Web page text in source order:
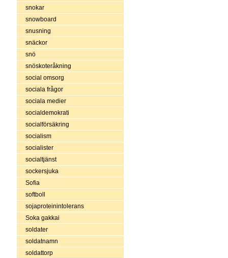
snokar
snowboard
snusning
snäckor
snö
snöskoteråkning
social omsorg
sociala frågor
sociala medier
socialdemokrati
socialförsäkring
socialism
socialister
socialtjänst
sockersjuka
Sofia
softboll
sojaproteinintolerans
Soka gakkai
soldater
soldatnamn
soldattorp